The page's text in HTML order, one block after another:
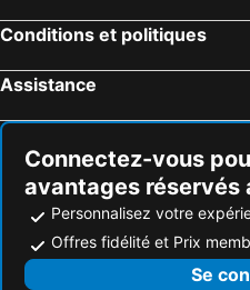
Conditions et politiques
Assistance
Connectez-vous
avantages réservés
Personnalisez votre
Offres fidélité et Prix
Se